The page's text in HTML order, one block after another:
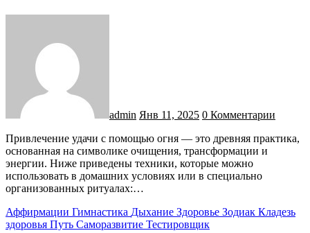
admin Янв 11, 2025 0 Комментарии
Привлечение удачи с помощью огня — это древняя практика,
основанная на символике очищения, трансформации и
энергии. Ниже приведены техники, которые можно
использовать в домашних условиях или в специально
организованных ритуалах:…
Аффирмации Гимнастика Дыхание Здоровье Зодиак Кладезь
здоровья Путь Саморазвитие Тестировщик